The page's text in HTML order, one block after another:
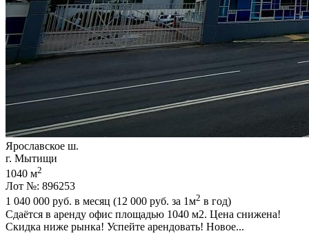
Ярославское ш.
г. Мытищи
1040 м2
Лот №: 896253
1 040 000 руб. в месяц (12 000 руб. за 1м2 в год)
Сдаётся в аренду офис площадью 1040 м2. Цена снижена!
Скидка ниже рынка! Успейте арендовать! Новое...